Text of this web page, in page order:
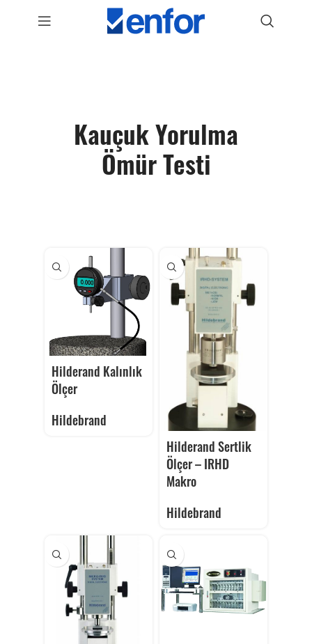
Kauçuk Yorulma
Ömür Testi
Hilderand Kalınlık
Ölçer
Hildebrand
Hilderand Sertlik
Ölçer – IRHD
Makro
Hildebrand